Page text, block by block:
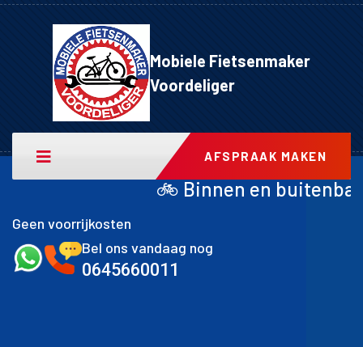
Mobiele Fietsenmaker
Voordeliger
AFSPRAAK MAKEN
en buitenband achter inclusief
Geen voorrijkosten
Bel ons vandaag nog
0645660011